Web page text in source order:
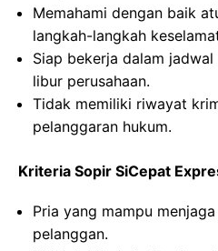
Memahami dengan baik
langkah-langkah
Siap bekerja dalam
libur perusahaan.
Tidak memiliki riwayat
pelanggaran hukum.
Kriteria Sopir SiCepat
Pria yang mampu
pelanggan.